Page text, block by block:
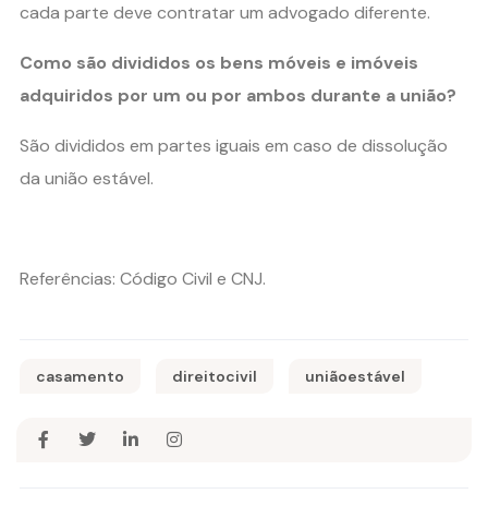
cada parte deve contratar um advogado diferente.
Como são divididos os bens móveis e imóveis
adquiridos por um ou por ambos durante a união?
São divididos em partes iguais em caso de dissolução
da união estável.
Referências: Código Civil e CNJ.
casamento direitocivil uniãoestável